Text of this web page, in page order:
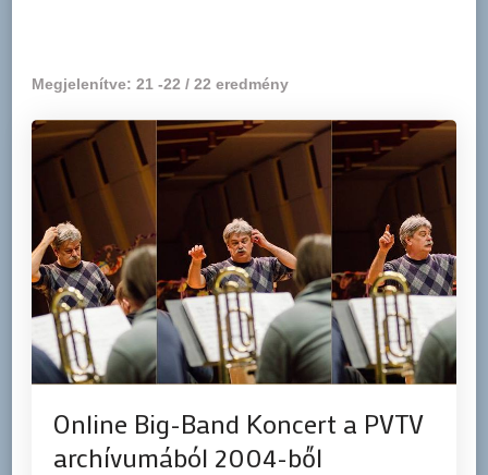
Megjelenítve: 21 -22 / 22 eredmény
Online Big-Band Koncert a PVTV
archívumából 2004-ből